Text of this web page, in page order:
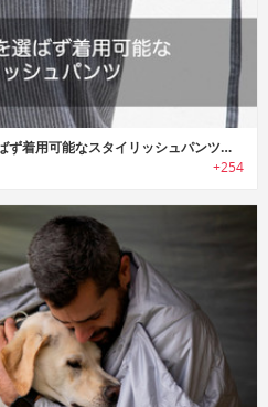
MANTALON｜季節やシーンを選ばず着用可能なスタイリッシュパンツ「マンタロン」
+254